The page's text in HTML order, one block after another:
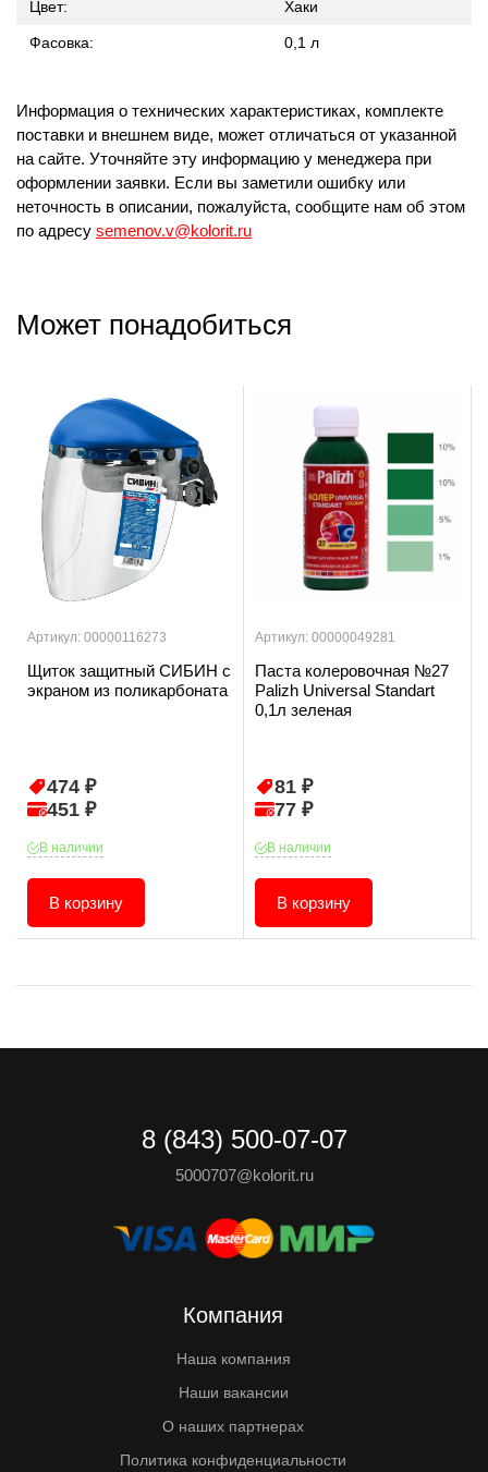
Цвет: Хаки
Фасовка: 0,1 л
Информация о технических характеристиках, комплекте
поставки и внешнем виде, может отличаться от указанной
на сайте. Уточняйте эту информацию у менеджера при
оформлении заявки. Если вы заметили ошибку или
неточность в описании, пожалуйста, сообщите нам об этом
по адресу semenov.v@kolorit.ru
Может понадобиться
Артикул: 00000116273
Щиток защитный СИБИН с
экраном из поликарбоната
474 ₽
451 ₽
В наличии
В корзину
Артикул: 00000049281
Паста колеровочная №27
Palizh Universal Standart
0,1л зеленая
81 ₽
77 ₽
В наличии
В корзину
8 (843) 500-07-07
5000707@kolorit.ru
Компания
Наша компания
Наши вакансии
О наших партнерах
Политика конфиденциальности